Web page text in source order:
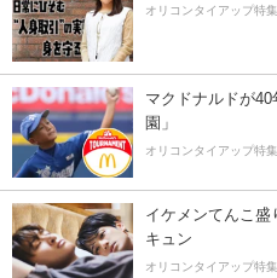
オリコンタイアップ特集
マクドナルドが
園」
オリコンタイアップ特集
イケメンてんこ盛
キュン
オリコンタイアップ特集